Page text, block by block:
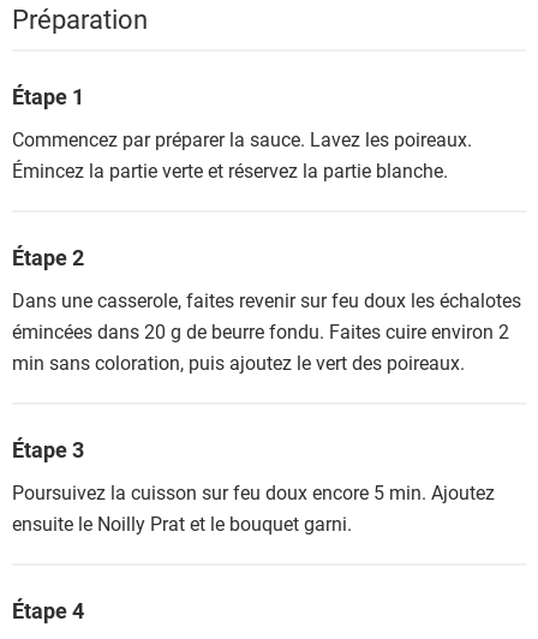
Préparation
Étape 1
Commencez par préparer la sauce. Lavez les poireaux.
Émincez la partie verte et réservez la partie blanche.
Étape 2
Dans une casserole, faites revenir sur feu doux les échalotes
émincées dans 20 g de beurre fondu. Faites cuire environ 2
min sans coloration, puis ajoutez le vert des poireaux.
Étape 3
Poursuivez la cuisson sur feu doux encore 5 min. Ajoutez
ensuite le Noilly Prat et le bouquet garni.
Étape 4